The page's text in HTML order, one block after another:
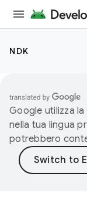
NDK
Google utilizza
nella tua lingua
potrebbero